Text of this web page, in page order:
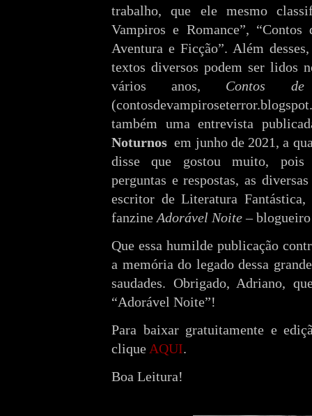
trabalho, que ele mesmo
Vampiros e Romance”,
Aventura e Ficção”. Além
textos diversos podem ser lidos
vários anos, Contos
também uma entrevista
Noturnos em junho de 2021, a
disse que gostou muito, pois
perguntas e respostas, as
escritor de Literatura
fanzine Adorável Noite–
Que essa humilde publicação
a memória do legado dessa
saudades. Obrigado, Adriano,
“Adorável Noite”!
Para baixar gratuitamente e
clique AQUI.
Boa Leitura!